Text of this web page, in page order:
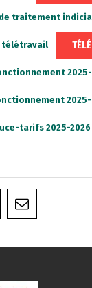
traitement
télétravail
2025-
tarifs 2025-